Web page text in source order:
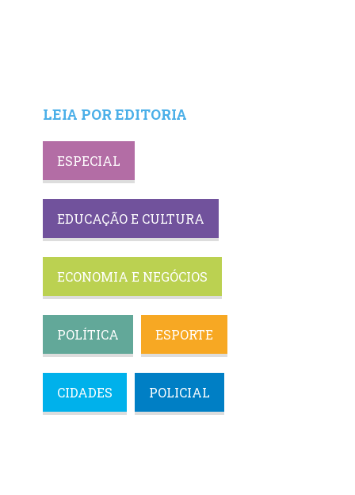
LEIA POR EDITORIA
CIDADES POLICIAL
POLÍTICA ESPORTE
ECONOMIA E NEGÓCIOS
EDUCAÇÃO E CULTURA
ESPECIAL